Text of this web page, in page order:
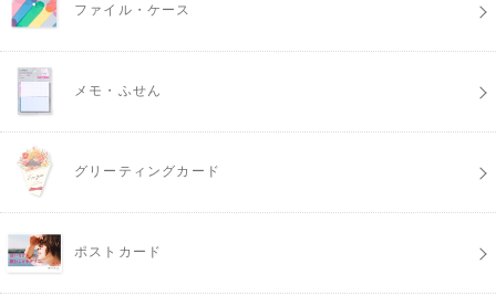
ファイル・ケース
メモ・ふせん
グリーティングカード
ポストカード